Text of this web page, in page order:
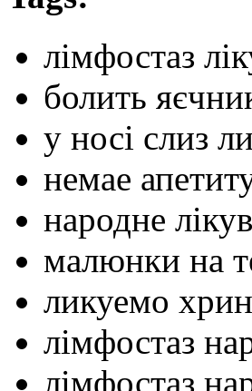
лімфостаз
болить
у носі слиз
немае
народне
малюнки на
ликуемо
лімфостаз
лімфостаз